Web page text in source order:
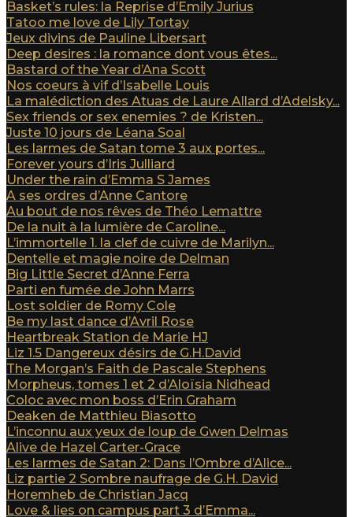
Basket’s rules: la Reprise d’Emily Jurius
Tatoo me love de Lily Tortay
Jeux divins de Pauline Libersart
Deep desires : la romance dont vous êtes...
Bastard of the Year d’Ana Scott
Nos coeurs à vif d’Isabelle Louis
La malédiction des Atuas de Laure Allard d’Adelsky...
Sex friends or sex enemies ? de Kristen...
Juste 10 jours de Léana Soal
Les larmes de Satan tome 3 aux portes...
Forever yours d’Iris Julliard
Under the rain d’Emma S James
A ses ordres d’Anne Cantore
Au bout de nos rêves de Théo Lemattre
De la nuit à la lumière de Caroline...
L’immortelle 1. la clef de cuivre de Marilyn...
Dentelle et magie noire de Delman
Big Little Secret d’Anne Ferra
Parti en fumée de John Marrs
Lost soldier de Romy Cole
Be my last dance d’Avril Rose
Heartbreak Station de Marie HJ
Liz 1.5 Dangereux désirs de G.H.David
The Morgan’s Faith de Pascale Stephens
Morpheus, tomes 1 et 2 d’Aloïsia Nidhead
Coloc avec mon boss d’Erin Graham
Deaken de Matthieu Biasotto
L’inconnu aux yeux de loup de Gwen Delmas
Alive de Hazel Carter-Grace
Les larmes de Satan 2: Dans l’Ombre d’Alice...
Liz partie 2 Sombre naufrage de G.H. David
Horemheb de Christian Jacq
Love & lies on campus part 3 d’Emma...